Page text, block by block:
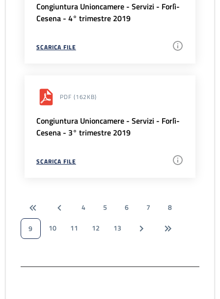
Congiuntura Unioncamere - Servizi - Forlì-
Cesena - 4° trimestre 2019
SCARICA FILE
PDF (162KB)
Congiuntura Unioncamere - Servizi - Forlì-
Cesena - 3° trimestre 2019
SCARICA FILE
4 5 6 7
8
9
10 11 12 13